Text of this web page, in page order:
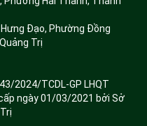
Đạo, Phường Đồng
Trị
2024/TCDL-GP LHQT
ngày 01/03/2021 bởi Sở